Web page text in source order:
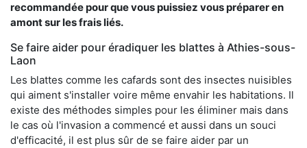
recommandée pour que vous puissiez vous préparer en
amont sur les frais liés.
Se faire aider pour éradiquer les blattes à Athies-sous-
Laon
Les blattes comme les cafards sont des insectes nuisibles
qui aiment s'installer voire même envahir les habitations. Il
existe des méthodes simples pour les éliminer mais dans
le cas où l'invasion a commencé et aussi dans un souci
d'efficacité, il est plus sûr de se faire aider par un